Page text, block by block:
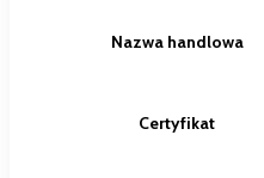
Nazwa handlowa
Certyfikat